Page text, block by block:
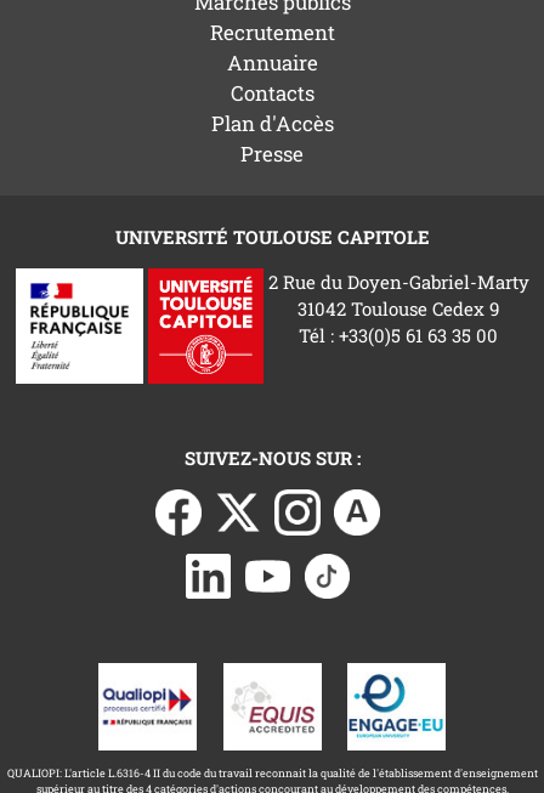
Recrutement
Annuaire
Contacts
Plan d'Accès
Presse
UNIVERSITÉ TOULOUSE CAPITOLE
2 Rue du Doyen-Gabriel-Marty
31042 Toulouse Cedex 9
Tél : +33(0)5 61 63 35 00
SUIVEZ-NOUS SUR :
QUALIOPI: L'article L.6316-4 II du code du travail reconnait la qualité de l'établissement d'enseignement
supérieur au titre des 4 catégories d'actions concourant au développement des compétences.